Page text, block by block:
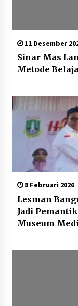
11 Desember
Sinar Mas
Metode
8 Februari 2026
Lesman
Jadi
Museum